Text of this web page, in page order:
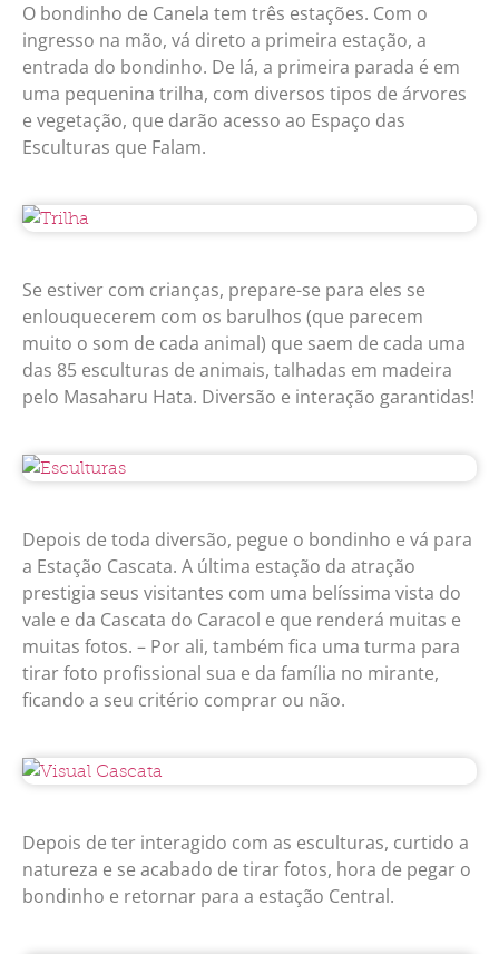
O bondinho de Canela tem três estações. Com o
ingresso na mão, vá direto a primeira estação, a
entrada do bondinho. De lá, a primeira parada é em
uma pequenina trilha, com diversos tipos de árvores
e vegetação, que darão acesso ao Espaço das
Esculturas que Falam.
Se estiver com crianças, prepare-se para eles se
enlouquecerem com os barulhos (que parecem
muito o som de cada animal) que saem de cada uma
das 85 esculturas de animais, talhadas em madeira
pelo Masaharu Hata. Diversão e interação garantidas!
Depois de toda diversão, pegue o bondinho e vá para
a Estação Cascata. A última estação da atração
prestigia seus visitantes com uma belíssima vista do
vale e da Cascata do Caracol e que renderá muitas e
muitas fotos. – Por ali, também fica uma turma para
tirar foto profissional sua e da família no mirante,
ficando a seu critério comprar ou não.
Depois de ter interagido com as esculturas, curtido a
natureza e se acabado de tirar fotos, hora de pegar o
bondinho e retornar para a estação Central.